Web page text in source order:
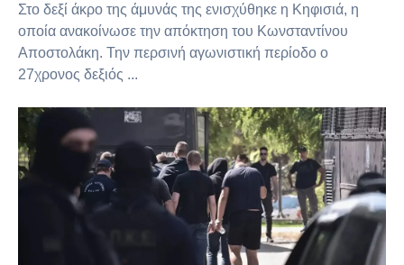
Στο δεξί άκρο της άμυνάς της ενισχύθηκε η Κηφισιά, η
οποία ανακοίνωσε την απόκτηση του Κωνσταντίνου
Αποστολάκη. Την περσινή αγωνιστική περίοδο ο
27χρονος δεξιός ...